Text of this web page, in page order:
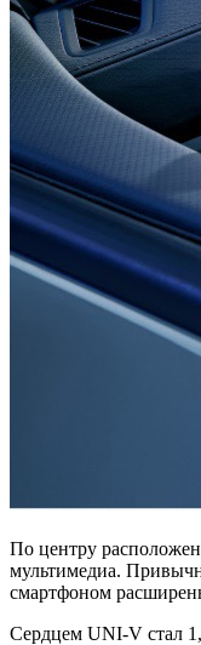
По центру
мультимедиа.
смартфоном
Сердцем UNI-V стал